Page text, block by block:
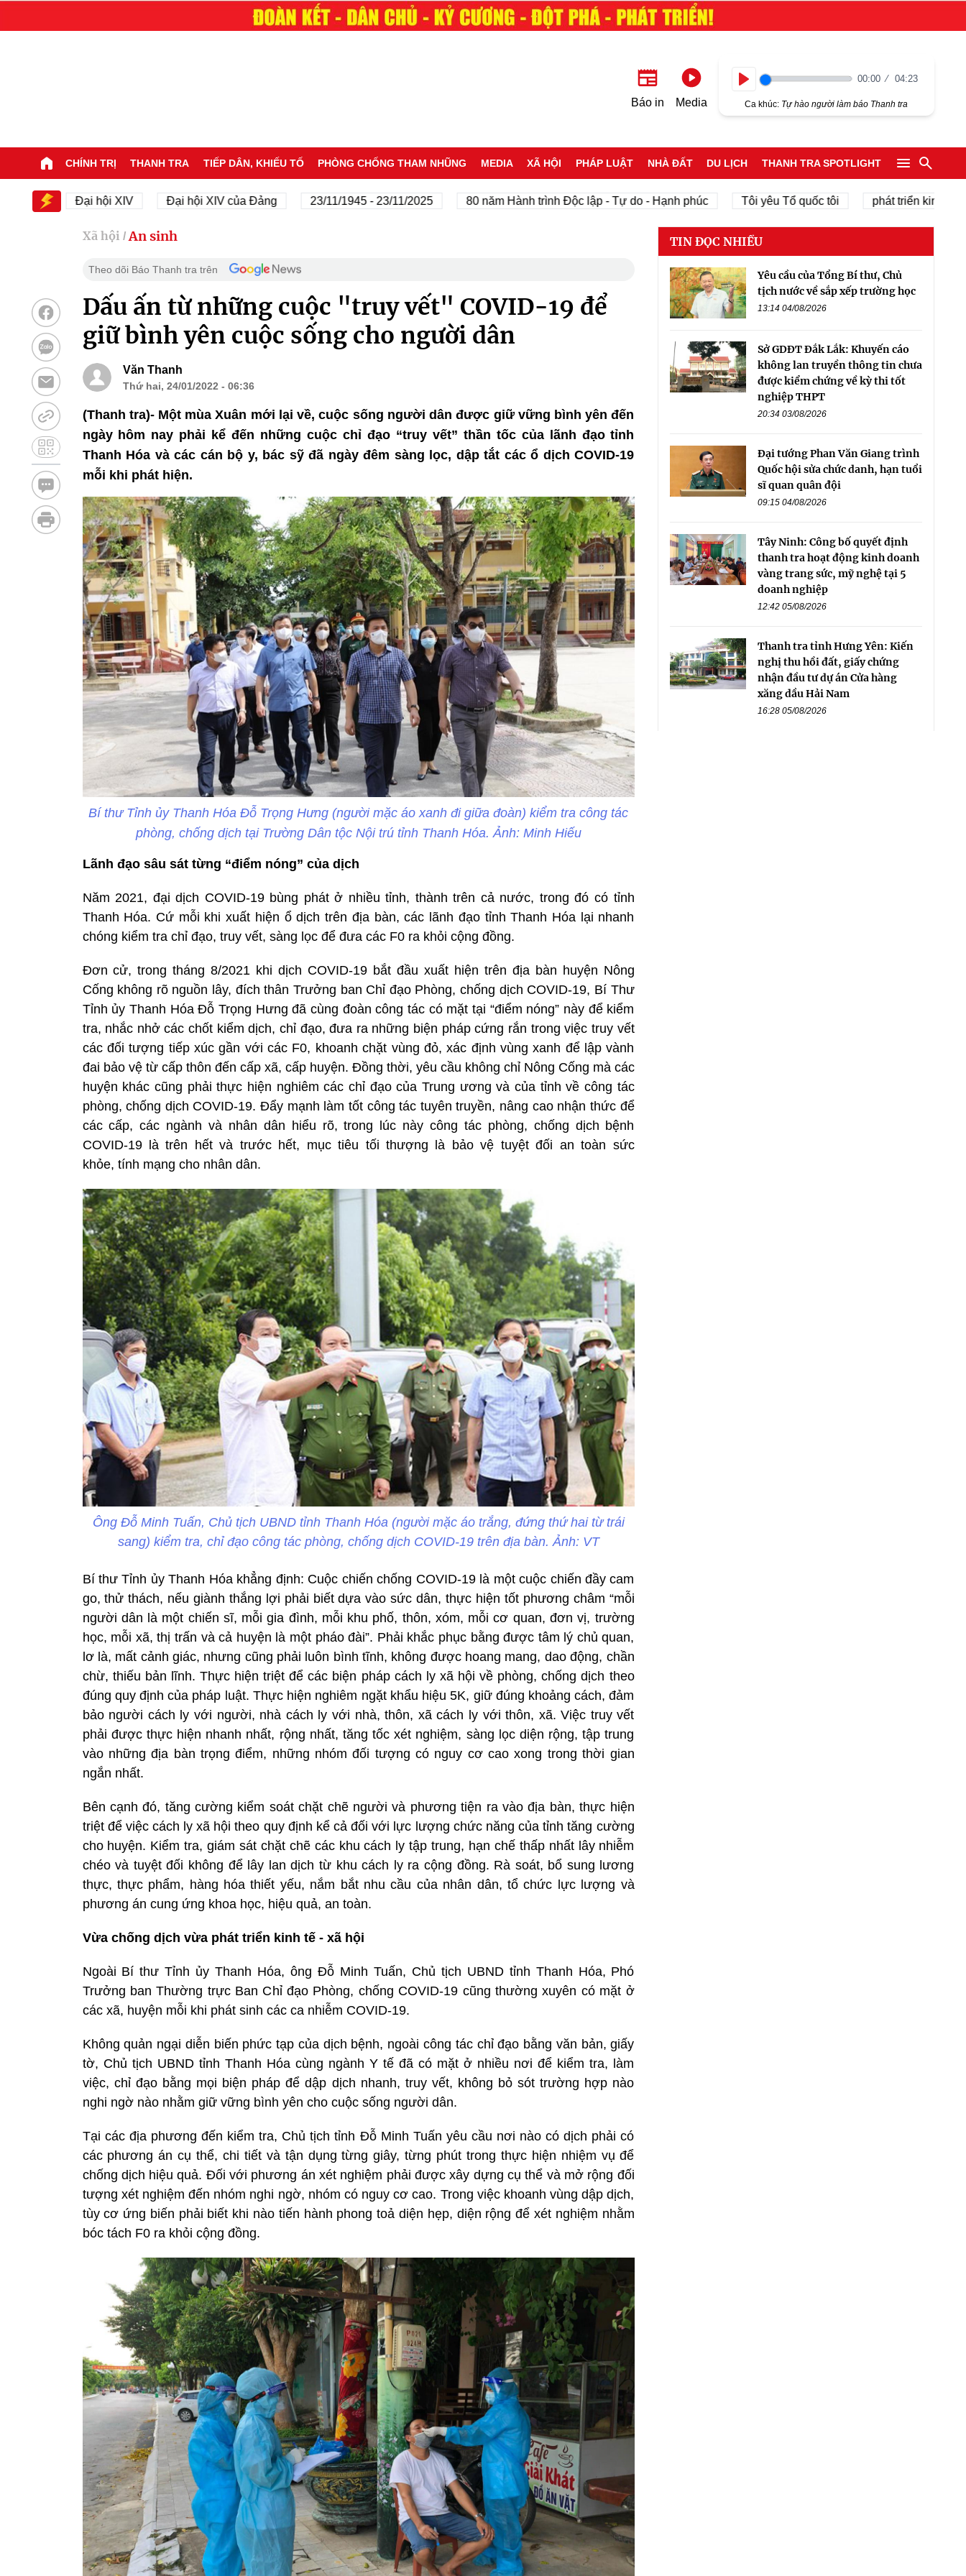
Báo in Media
00:00 04:23
Ca khúc: Tự hào người làm báo Thanh tra
CHÍNH TRỊ THANH TRA TIẾP DÂN, KHIẾU TỐ PHÒNG CHỐNG THAM NHŨNG MEDIA XÃ HỘI PHÁP LUẬT NHÀ ĐẤT DU LỊCH THANH TRA SPOTLIGHT
Đại hội XIV Đại hội XIV của Đảng 23/11/1945 - 23/11/2025 80 năm Hành trình Độc lập - Tự do - Hạnh phúc Tôi yêu Tổ quốc tôi phát triển kinh tế tư
Xã hội / An sinh
Theo dõi Báo Thanh tra trên
Dấu ấn từ những cuộc "truy vết" COVID-19 để
giữ bình yên cuộc sống cho người dân
Văn Thanh
Thứ hai, 24/01/2022 - 06:36
(Thanh tra)- Một mùa Xuân mới lại về, cuộc sống người dân được giữ vững bình yên đến
ngày hôm nay phải kể đến những cuộc chỉ đạo “truy vết” thần tốc của lãnh đạo tỉnh
Thanh Hóa và các cán bộ y, bác sỹ đã ngày đêm sàng lọc, dập tắt các ổ dịch COVID-19
mỗi khi phát hiện.
Bí thư Tỉnh ủy Thanh Hóa Đỗ Trọng Hưng (người mặc áo xanh đi giữa đoàn) kiểm tra công tác
phòng, chống dịch tại Trường Dân tộc Nội trú tỉnh Thanh Hóa. Ảnh: Minh Hiếu
Lãnh đạo sâu sát từng “điểm nóng” của dịch
Năm 2021, đại dịch COVID-19 bùng phát ở nhiều tỉnh, thành trên cả nước, trong đó có tỉnh
Thanh Hóa. Cứ mỗi khi xuất hiện ổ dịch trên địa bàn, các lãnh đạo tỉnh Thanh Hóa lại nhanh
chóng kiểm tra chỉ đạo, truy vết, sàng lọc để đưa các F0 ra khỏi cộng đồng.
Đơn cử, trong tháng 8/2021 khi dịch COVID-19 bắt đầu xuất hiện trên địa bàn huyện Nông
Cống không rõ nguồn lây, đích thân Trưởng ban Chỉ đạo Phòng, chống dịch COVID-19, Bí Thư
Tỉnh ủy Thanh Hóa Đỗ Trọng Hưng đã cùng đoàn công tác có mặt tại “điểm nóng” này để kiểm
tra, nhắc nhở các chốt kiểm dịch, chỉ đạo, đưa ra những biện pháp cứng rắn trong việc truy vết
các đối tượng tiếp xúc gần với các F0, khoanh chặt vùng đỏ, xác định vùng xanh để lập vành
đai bảo vệ từ cấp thôn đến cấp xã, cấp huyện. Đồng thời, yêu cầu không chỉ Nông Cống mà các
huyện khác cũng phải thực hiện nghiêm các chỉ đạo của Trung ương và của tỉnh về công tác
phòng, chống dịch COVID-19. Đẩy mạnh làm tốt công tác tuyên truyền, nâng cao nhận thức để
các cấp, các ngành và nhân dân hiểu rõ, trong lúc này công tác phòng, chống dịch bệnh
COVID-19 là trên hết và trước hết, mục tiêu tối thượng là bảo vệ tuyệt đối an toàn sức
khỏe, tính mạng cho nhân dân.
Ông Đỗ Minh Tuấn, Chủ tịch UBND tỉnh Thanh Hóa (người mặc áo trắng, đứng thứ hai từ trái
sang) kiểm tra, chỉ đạo công tác phòng, chống dịch COVID-19 trên địa bàn. Ảnh: VT
Bí thư Tỉnh ủy Thanh Hóa khẳng định: Cuộc chiến chống COVID-19 là một cuộc chiến đầy cam
go, thử thách, nếu giành thắng lợi phải biết dựa vào sức dân, thực hiện tốt phương châm “mỗi
người dân là một chiến sĩ, mỗi gia đình, mỗi khu phố, thôn, xóm, mỗi cơ quan, đơn vị, trường
học, mỗi xã, thị trấn và cả huyện là một pháo đài”. Phải khắc phục bằng được tâm lý chủ quan,
lơ là, mất cảnh giác, nhưng cũng phải luôn bình tĩnh, không được hoang mang, dao động, chần
chừ, thiếu bản lĩnh. Thực hiện triệt để các biện pháp cách ly xã hội về phòng, chống dịch theo
đúng quy định của pháp luật. Thực hiện nghiêm ngặt khẩu hiệu 5K, giữ đúng khoảng cách, đảm
bảo người cách ly với người, nhà cách ly với nhà, thôn, xã cách ly với thôn, xã. Việc truy vết
phải được thực hiện nhanh nhất, rộng nhất, tăng tốc xét nghiệm, sàng lọc diện rộng, tập trung
vào những địa bàn trọng điểm, những nhóm đối tượng có nguy cơ cao xong trong thời gian
ngắn nhất.
Bên cạnh đó, tăng cường kiểm soát chặt chẽ người và phương tiện ra vào địa bàn, thực hiện
triệt để việc cách ly xã hội theo quy định kể cả đối với lực lượng chức năng của tỉnh tăng cường
cho huyện. Kiểm tra, giám sát chặt chẽ các khu cách ly tập trung, hạn chế thấp nhất lây nhiễm
chéo và tuyệt đối không để lây lan dịch từ khu cách ly ra cộng đồng. Rà soát, bổ sung lương
thực, thực phẩm, hàng hóa thiết yếu, nắm bắt nhu cầu của nhân dân, tổ chức lực lượng và
phương án cung ứng khoa học, hiệu quả, an toàn.
Vừa chống dịch vừa phát triển kinh tế - xã hội
Ngoài Bí thư Tỉnh ủy Thanh Hóa, ông Đỗ Minh Tuấn, Chủ tịch UBND tỉnh Thanh Hóa, Phó
Trưởng ban Thường trực Ban Chỉ đạo Phòng, chống COVID-19 cũng thường xuyên có mặt ở
các xã, huyện mỗi khi phát sinh các ca nhiễm COVID-19.
Không quản ngại diễn biến phức tạp của dịch bệnh, ngoài công tác chỉ đạo bằng văn bản, giấy
tờ, Chủ tịch UBND tỉnh Thanh Hóa cùng ngành Y tế đã có mặt ở nhiều nơi để kiểm tra, làm
việc, chỉ đạo bằng mọi biện pháp để dập dịch nhanh, truy vết, không bỏ sót trường hợp nào
nghi ngờ nào nhằm giữ vững bình yên cho cuộc sống người dân.
Tại các địa phương đến kiểm tra, Chủ tịch tỉnh Đỗ Minh Tuấn yêu cầu nơi nào có dịch phải có
các phương án cụ thể, chi tiết và tận dụng từng giây, từng phút trong thực hiện nhiệm vụ để
chống dịch hiệu quả. Đối với phương án xét nghiệm phải được xây dựng cụ thể và mở rộng đối
tượng xét nghiệm đến nhóm nghi ngờ, nhóm có nguy cơ cao. Trong việc khoanh vùng dập dịch,
tùy cơ ứng biến phải biết khi nào tiến hành phong toả diện hẹp, diện rộng để xét nghiệm nhằm
bóc tách F0 ra khỏi cộng đồng.
TIN ĐỌC NHIỀU
Yêu cầu của Tổng Bí thư, Chủ
tịch nước về sắp xếp trường học
13:14 04/08/2026
Sở GDĐT Đắk Lắk: Khuyến cáo
không lan truyền thông tin chưa
được kiểm chứng về kỳ thi tốt
nghiệp THPT
20:34 03/08/2026
Đại tướng Phan Văn Giang trình
Quốc hội sửa chức danh, hạn tuổi
sĩ quan quân đội
09:15 04/08/2026
Tây Ninh: Công bố quyết định
thanh tra hoạt động kinh doanh
vàng trang sức, mỹ nghệ tại 5
doanh nghiệp
12:42 05/08/2026
Thanh tra tỉnh Hưng Yên: Kiến
nghị thu hồi đất, giấy chứng
nhận đầu tư dự án Cửa hàng
xăng dầu Hải Nam
16:28 05/08/2026